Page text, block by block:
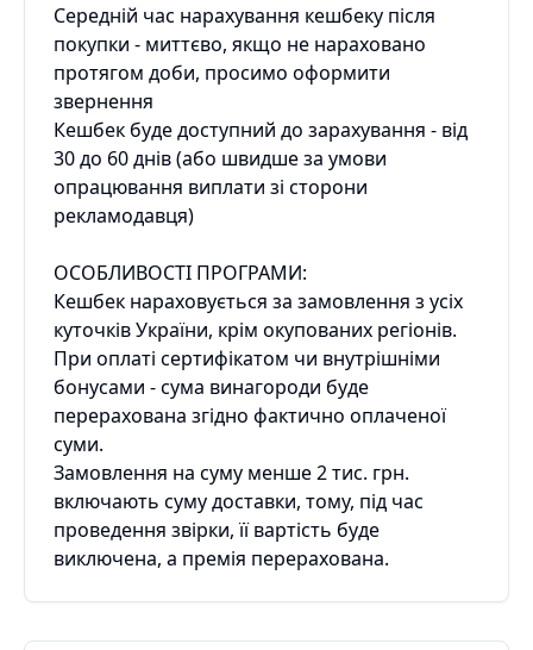
Середній час нарахування кешбеку після
покупки - миттєво, якщо не нараховано
протягом доби, просимо оформити
звернення
Кешбек буде доступний до зарахування - від
30 до 60 днів (або швидше за умови
опрацювання виплати зі сторони
рекламодавця)
ОСОБЛИВОСТІ ПРОГРАМИ:
Кешбек нараховується за замовлення з усіх
куточків України, крім окупованих регіонів.
При оплаті сертифікатом чи внутрішніми
бонусами - сума винагороди буде
перерахована згідно фактично оплаченої
суми.
Замовлення на суму менше 2 тис. грн.
включають суму доставки, тому, під час
проведення звірки, її вартість буде
виключена, а премія перерахована.